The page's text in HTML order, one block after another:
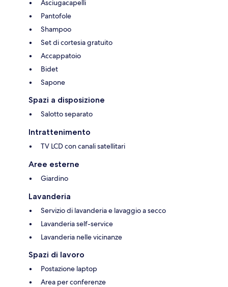
Asciugacapelli
Pantofole
Shampoo
Set di cortesia gratuito
Accappatoio
Bidet
Sapone
Spazi a disposizione
Salotto separato
Intrattenimento
TV LCD con canali satellitari
Aree esterne
Giardino
Lavanderia
Servizio di lavanderia e lavaggio a secco
Lavanderia self-service
Lavanderia nelle vicinanze
Spazi di lavoro
Postazione laptop
Area per conferenze